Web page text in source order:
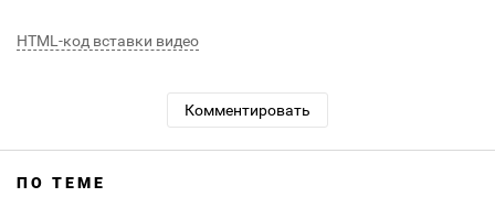
HTML-код вставки видео
Комментировать
ПО ТЕМЕ